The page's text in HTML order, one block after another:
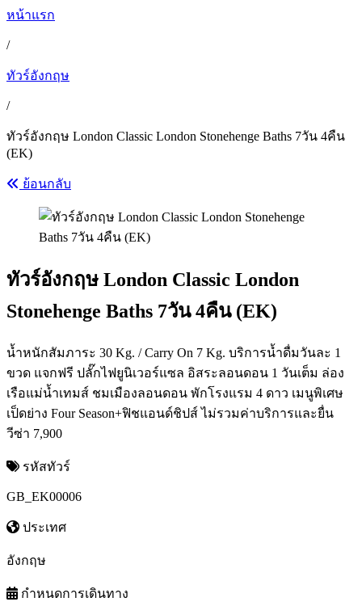
หน้าแรก
/
ทัวร์อังกฤษ
/
ทัวร์อังกฤษ London Classic London Stonehenge Baths 7วัน 4คืน
(EK)
ย้อนกลับ
ทัวร์อังกฤษ London Classic London
Stonehenge Baths 7วัน 4คืน (EK)
น้ำหนักสัมภาระ 30 Kg. / Carry On 7 Kg. บริการน้ำดื่มวันละ 1
ขวด แจกฟรี ปลั๊กไฟยูนิเวอร์แซล อิสระลอนดอน 1 วันเต็ม ล่อง
เรือแม่น้ำเทมส์ ชมเมืองลอนดอน พักโรงแรม 4 ดาว เมนูพิเศษ
เป็ดย่าง Four Season+ฟิชแอนด์ชิปส์ ไม่รวมค่าบริการและยื่น
วีซ่า 7,900
รหัสทัวร์
GB_EK00006
ประเทศ
อังกฤษ
กำหนดการเดินทาง